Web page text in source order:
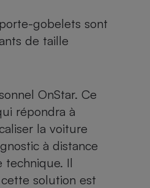
gobelets sont
de taille
OnStar. Ce
répondra à
la voiture
à distance
technique. Il
solution est